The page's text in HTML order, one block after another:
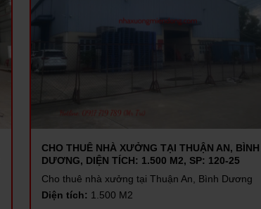
CHO THUÊ NHÀ XƯỞNG TẠI THUẬN AN, BÌNH
DƯƠNG, DIỆN TÍCH: 1.500 M2, SP: 120-25
Cho thuê nhà xưởng tại Thuận An, Bình Dương
Diện tích: 1.500 M2